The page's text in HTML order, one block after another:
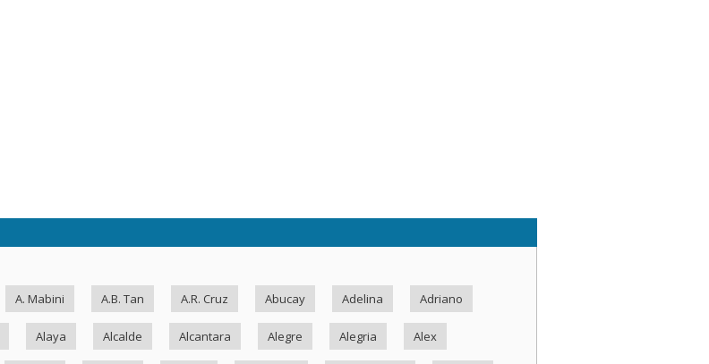
A. Mabini A.B. Tan A.R. Cruz Abucay Adelina Adriano
Alaya Alcalde Alcantara Alegre Alegria Alex